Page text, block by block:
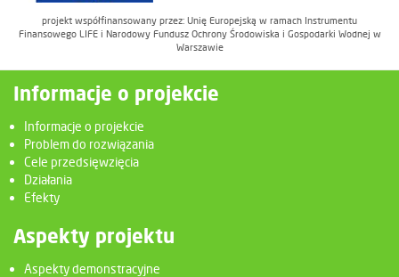
projekt współfinansowany przez: Unię Europejską w ramach Instrumentu
Finansowego LIFE i Narodowy Fundusz Ochrony Środowiska i Gospodarki Wodnej w
Warszawie
Informacje o projekcie
Informacje o projekcie
Problem do rozwiązania
Cele przedsięwzięcia
Działania
Efekty
Aspekty projektu
Aspekty demonstracyjne